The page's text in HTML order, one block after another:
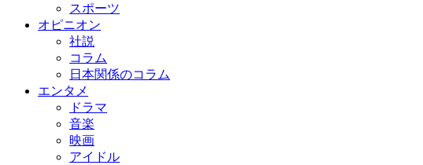
スポーツ
オピニオン
社説
コラム
日本関係のコラム
エンタメ
ドラマ
音楽
映画
アイドル